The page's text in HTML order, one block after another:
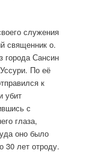
служения
священник о.
города Сансин
По её
к
убит
с
глаза,
оно было
30 лет отроду.